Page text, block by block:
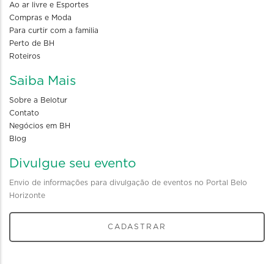
Ao ar livre e Esportes
Compras e Moda
Para curtir com a familia
Perto de BH
Roteiros
Saiba Mais
Sobre a Belotur
Contato
Negócios em BH
Blog
Divulgue seu evento
Envio de informações para divulgação de eventos no Portal Belo
Horizonte
CADASTRAR